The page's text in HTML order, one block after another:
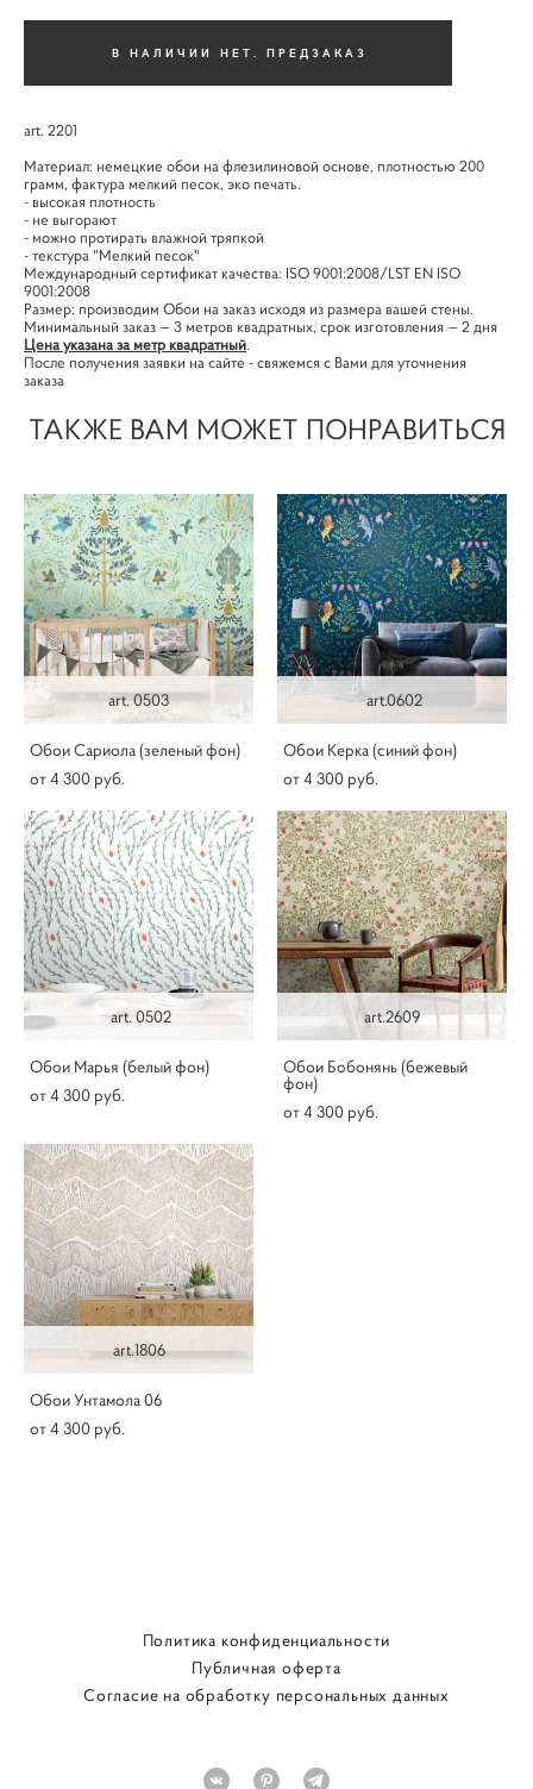
В НАЛИЧИИ НЕТ. ПРЕДЗАКАЗ
art. 2201
Материал: немецкие обои на флезилиновой основе, плотностью 200
грамм, фактура мелкий песок, эко печать.
- высокая плотность
- не выгорают
- можно протирать влажной тряпкой
- текстура "Мелкий песок"
Международный сертификат качества: ISO 9001:2008/LST EN ISO
9001:2008
Размер: производим Обои на заказ исходя из размера вашей стены.
Минимальный заказ — 3 метров квадратных, срок изготовления — 2 дня
Цена указана за метр квадратный.
После получения заявки на сайте - свяжемся с Вами для уточнения
заказа
ТАКЖЕ ВАМ МОЖЕТ ПОНРАВИТЬСЯ
art. 0503
Обои Сариола (зеленый фон)
от 4 300 pуб.
art.0602
Обои Керка (синий фон)
от 4 300 pуб.
art. 0502
Обои Марья (белый фон)
от 4 300 pуб.
art.2609
Обои Бобонянь (бежевый
фон)
от 4 300 pуб.
art.1806
Обои Унтамола 06
от 4 300 pуб.
Политика конфиденциальности
Публичная оферта
Согласие на обработку персональных данных